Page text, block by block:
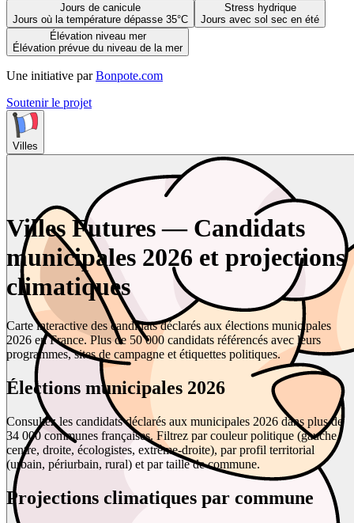
Jours de canicule
Jours où la température dépasse 35°C
Stress hydrique
Jours avec sol sec en été
Élévation niveau mer
Élévation prévue du niveau de la mer
Une initiative par Bonpote.com
Soutenir le projet
Villes
Villes Futures — Candidats
municipales 2026 et projections
climatiques
Carte interactive des candidats déclarés aux élections municipales
2026 en France. Plus de 50 000 candidats référencés avec leurs
programmes, sites de campagne et étiquettes politiques.
Élections municipales 2026
Consultez les candidats déclarés aux municipales 2026 dans plus de
34 000 communes françaises. Filtrez par couleur politique (gauche,
centre, droite, écologistes, extrême-droite), par profil territorial
(urbain, périurbain, rural) et par taille de commune.
Projections climatiques par commune